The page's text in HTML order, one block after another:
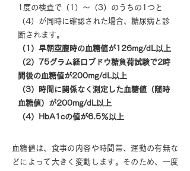
1度の検査で（1）〜（3）のうちの1つと
（4）が同時に確認された場合、糖尿病と診
断されます。
（1）早朝空腹時の血糖値が126mg/dL以上
（2）75グラム経口ブドウ糖負荷試験で2時
間後の血糖値が200mg/dL以上
（3）時間に関係なく測定した血糖値（随時
血糖値）が200mg/dL以上
（4）HbA1cの値が6.5％以上
血糖値は、食事の内容や時間帯、運動の有無な
どによって大きく変動します。そのため、一度